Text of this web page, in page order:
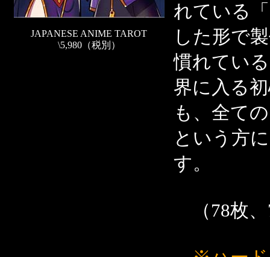
JAPANESE ANIME TAROT
\5,980（税別）
れている
した形で
慣れてい
界に入る
も、全て
という方
す。
（78枚、